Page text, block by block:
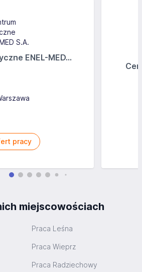
ENEL-MED...
pracy
miejscowościach
Praca Leśna
Praca Wieprz
Praca Radziechowy